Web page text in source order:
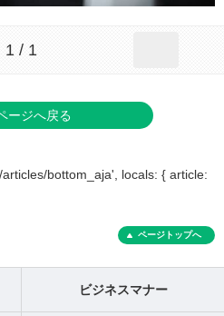
1 / 1
ージへ戻る
bottom_aja', locals: { article:
ページトップへ
ビジネスマナー